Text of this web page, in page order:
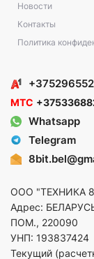
Новости
Контакты
Политика
МТС
Whatsapp
Telegram
ООО "ТЕХНИКА
Адрес:
ПОМ., 220090
УНП: 193837424
Текущий